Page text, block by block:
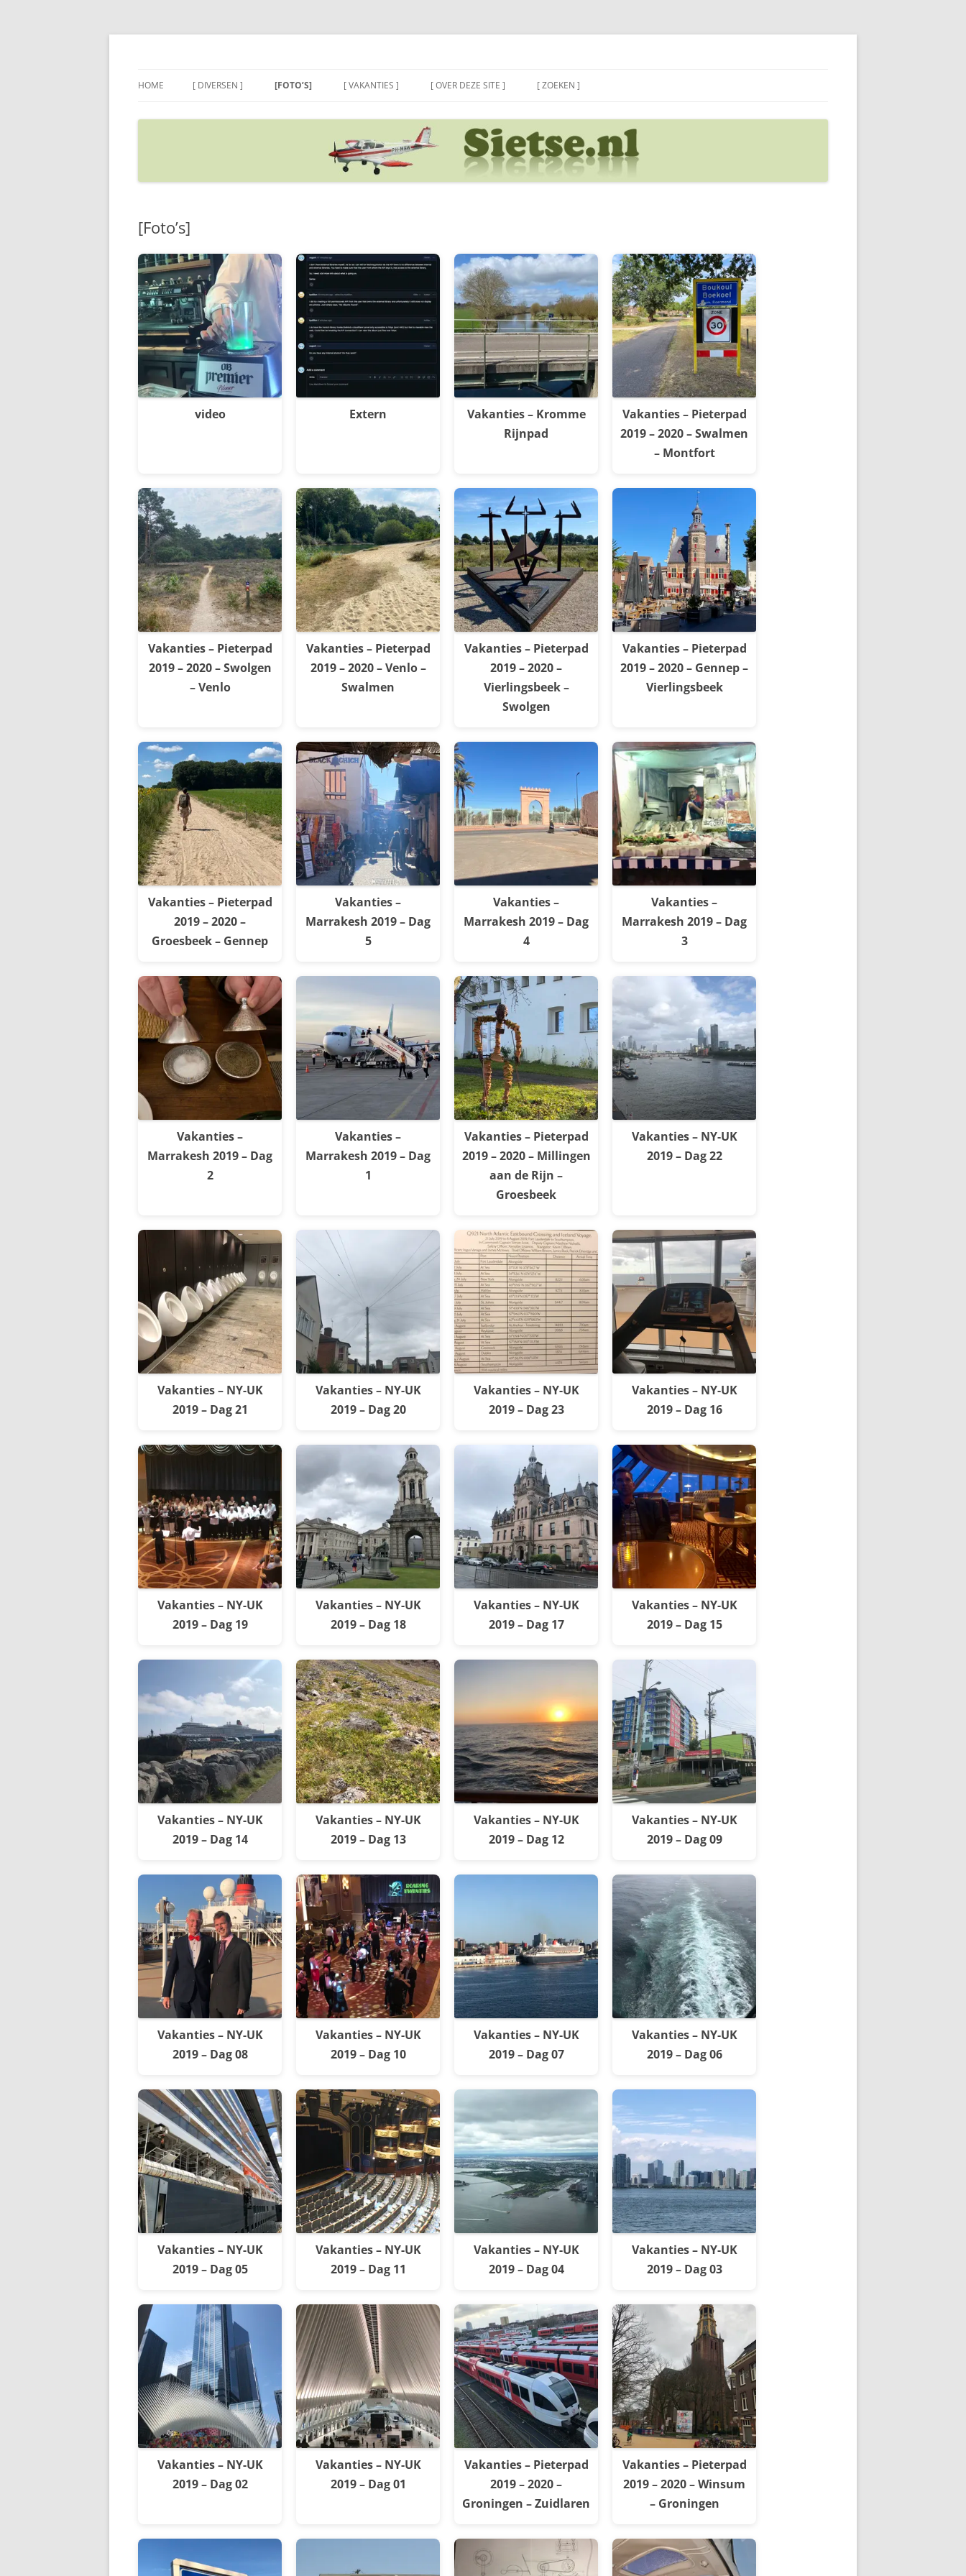
Ga
HOME [ DIVERSEN ] [FOTO’S] [ VAKANTIES ] [ OVER DEZE SITE ] [ ZOEKEN ]
[Foto’s]
video Extern
Vakanties – Kromme
Rijnpad
Vakanties – Pieterpad
2019 – 2020 – Swalmen
– Montfort
Vakanties – Pieterpad
2019 – 2020 – Swolgen
– Venlo
Vakanties – Pieterpad
2019 – 2020 – Venlo –
Swalmen
Vakanties – Pieterpad
2019 – 2020 –
Vierlingsbeek –
Swolgen
Vakanties – Pieterpad
2019 – 2020 – Gennep –
Vierlingsbeek
Vakanties – Pieterpad
2019 – 2020 –
Groesbeek – Gennep
Vakanties –
Marrakesh 2019 – Dag
5
Vakanties –
Marrakesh 2019 – Dag
4
Vakanties –
Marrakesh 2019 – Dag
3
Vakanties –
Marrakesh 2019 – Dag
2
Vakanties –
Marrakesh 2019 – Dag
1
Vakanties – Pieterpad
2019 – 2020 – Millingen
aan de Rijn –
Groesbeek
Vakanties – NY-UK
2019 – Dag 22
Vakanties – NY-UK
2019 – Dag 21
Vakanties – NY-UK
2019 – Dag 20
Vakanties – NY-UK
2019 – Dag 23
Vakanties – NY-UK
2019 – Dag 16
Vakanties – NY-UK
2019 – Dag 19
Vakanties – NY-UK
2019 – Dag 18
Vakanties – NY-UK
2019 – Dag 17
Vakanties – NY-UK
2019 – Dag 15
Vakanties – NY-UK
2019 – Dag 14
Vakanties – NY-UK
2019 – Dag 13
Vakanties – NY-UK
2019 – Dag 12
Vakanties – NY-UK
2019 – Dag 09
Vakanties – NY-UK
2019 – Dag 08
Vakanties – NY-UK
2019 – Dag 10
Vakanties – NY-UK
2019 – Dag 07
Vakanties – NY-UK
2019 – Dag 06
Vakanties – NY-UK
2019 – Dag 05
Vakanties – NY-UK
2019 – Dag 11
Vakanties – NY-UK
2019 – Dag 04
Vakanties – NY-UK
2019 – Dag 03
Vakanties – NY-UK
2019 – Dag 02
Vakanties – NY-UK
2019 – Dag 01
Vakanties – Pieterpad
2019 – 2020 –
Groningen – Zuidlaren
Vakanties – Pieterpad
2019 – 2020 – Winsum
– Groningen